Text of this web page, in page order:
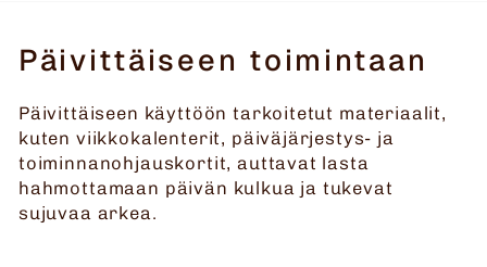
Päivittäiseen toimintaan
Päivittäiseen käyttöön tarkoitetut materiaalit,
kuten viikkokalenterit, päiväjärjestys- ja
toiminnanohjauskortit, auttavat lasta
hahmottamaan päivän kulkua ja tukevat
sujuvaa arkea.